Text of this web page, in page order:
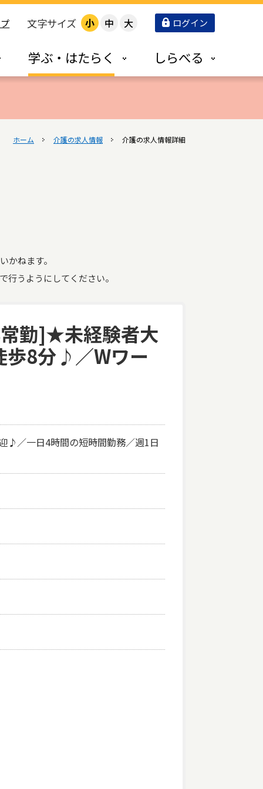
文字サイズ 小 中 大 ログイン
学ぶ・はたらく しらべる
ホーム 介護の求人情報 介護の求人情報詳細
かねます。
うようにしてください。
勤]★未経験者大
歩8分♪／Wワー
♪／一日4時間の短時間勤務／週1日